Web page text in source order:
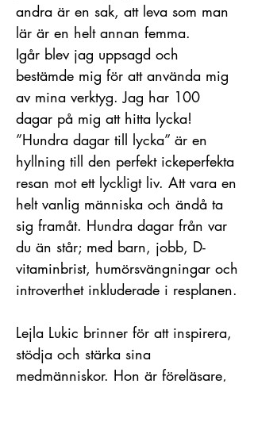
andra är en sak, att leva som man
lär är en helt annan femma.
Igår blev jag uppsagd och
bestämde mig för att använda mig
av mina verktyg. Jag har 100
dagar på mig att hitta lycka!
”Hundra dagar till lycka” är en
hyllning till den perfekt ickeperfekta
resan mot ett lyckligt liv. Att vara en
helt vanlig människa och ändå ta
sig framåt. Hundra dagar från var
du än står; med barn, jobb, D-
vitaminbrist, humörsvängningar och
introverthet inkluderade i resplanen.
Lejla Lukic brinner för att inspirera,
stödja och stärka sina
medmänniskor. Hon är föreläsare,